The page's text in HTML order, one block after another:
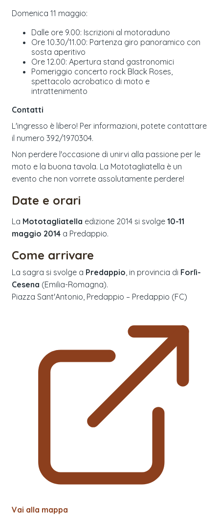
Domenica 11 maggio:
Dalle ore 9.00: Iscrizioni al motoraduno
Ore 10.30/11.00: Partenza giro panoramico con
sosta aperitivo
Ore 12.00: Apertura stand gastronomici
Pomeriggio concerto rock Black Roses,
spettacolo acrobatico di moto e
intrattenimento
Contatti
L'ingresso è libero! Per informazioni, potete contattare
il numero 392/1970304.
Non perdere l'occasione di unirvi alla passione per le
moto e la buona tavola. La Mototagliatella è un
evento che non vorrete assolutamente perdere!
Date e orari
La Mototagliatella edizione 2014 si svolge 10-11
maggio 2014 a Predappio.
Come arrivare
La sagra si svolge a Predappio , in provincia di Forlì-
Cesena (Emilia-Romagna).
Piazza Sant'Antonio, Predappio – Predappio (FC)
Vai alla mappa